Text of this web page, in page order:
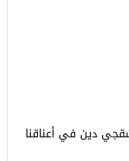
دين في أعناقنا